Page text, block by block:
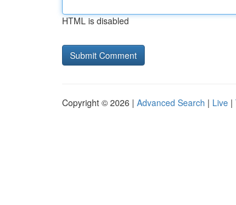
HTML is disabled
Copyright © 2026 | Advanced Search | Live |